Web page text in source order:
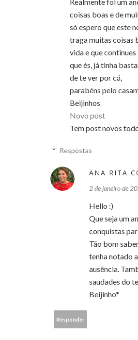
coisas boas e de
só espero que este
traga muitas coisas
vida e que continues
que és, já tinha
de te ver por cá,
parabéns pelo
Beijinhos
Novo post
Tem post novos
Respostas
ANA RITA
2 de janeiro de
Hello :)
Que seja um
conquistas
Tão bom
tenha notado
ausência.
saudades do
Beijinho*
Responder